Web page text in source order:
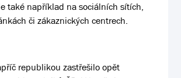
také například na sociálních sítích,
či zákaznických centrech.
republikou zastřešilo opět